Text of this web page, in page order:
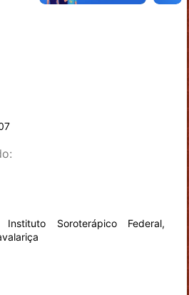
Instituto Soroterápico Federal,